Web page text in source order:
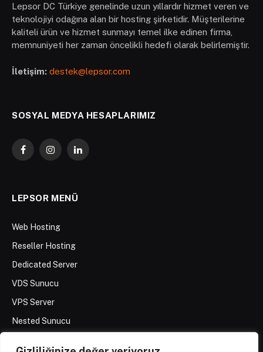
Lepsor DC Türkiye genelinde uzun yıllardır hizmet veren ve
teknolojiyi odağına alan bir hosting şirketidir. Müşterilerine
kaliteli ürün ve hizmet sunmayı temel ilke edinen firma,
memnuniyeti her zaman öncelikli hedefi olarak belirlemiştir.
İletişim: destek@lepsor.com
SOSYAL MEDYA HESAPLARIMIZ
FacebookInstagramLinkedIn
LEPSOR MENÜ
Web Hosting
Reseller Hosting
Dedicated Server
VDS Sunucu
VPS Server
Nested Sunucu